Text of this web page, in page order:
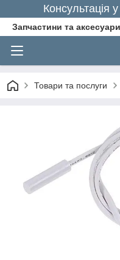
Консультація
Запчастини та
Товари та послуги